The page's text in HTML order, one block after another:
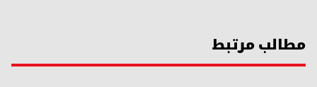
مطالب مرتبط